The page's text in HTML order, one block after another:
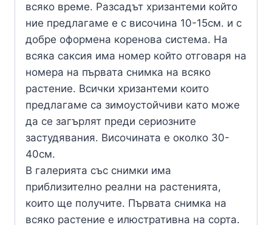
всяко време. Разсадът хризантеми който
ние предлагаме е с височина 10-15см. и с
добре оформена коренова система. На
всяка саксия има номер който отговаря на
номера на първата снимка на всяко
растение. Всички хризантеми които
предлагаме са зимоустойчиви като може
да се загърлят преди сериозните
застудявания. Височината е околко 30-
40см.
В галерията със снимки има
приблизително реални на растенията,
които ще получите. Първата снимка на
всяко растение е илюстративна на сорта.